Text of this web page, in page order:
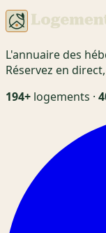
L'annuaire des
Réservez en
194+ logements ·